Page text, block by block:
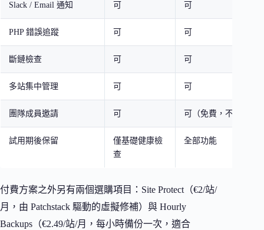
Slack / Email 通知 可 可
PHP 錯誤追蹤 可 可
斷鏈檢查 可 可
多站集中管理 可 可
團隊成員邀請 可 可（免費，不額外收
試用期後保留
僅基礎健康檢
查
全部功能
付費方案之外另有兩個選購項目：Site Protect（€2/站/
月，由 Patchstack 驅動的虛擬修補）與 Hourly
Backups（€2.49/站/月，每小時備份一次，適合